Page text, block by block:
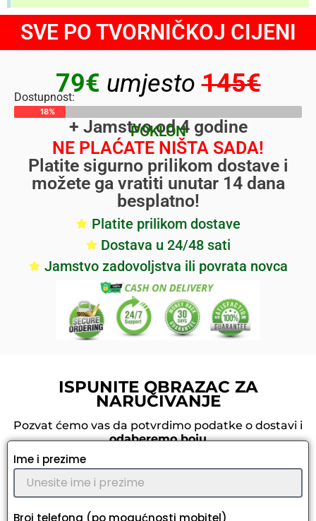
SVE PO TVORNIČKOJ CIJENI
79€ umjesto145€
Dostupnost:
18%
+ Jamstvo od 4 godine
POKLON
NE PLAĆATE NIŠTA SADA!
Platite sigurno prilikom dostave i
možete ga vratiti unutar 14 dana
besplatno!
Platite prilikom dostave
Dostava u 24/48 sati
Jamstvo zadovoljstva ili povrata novca
ISPUNITE OBRAZAC ZA
NARUČIVANJE
Pozvat ćemo vas da potvrdimo podatke o dostavi i
odaberemo boju
Ime i prezime
Broj telefona (po mogućnosti mobitel)